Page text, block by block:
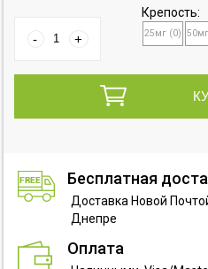
Крепость:
25мг (0)
Бесплатная
Доставка Новой
Днепре
Оплата